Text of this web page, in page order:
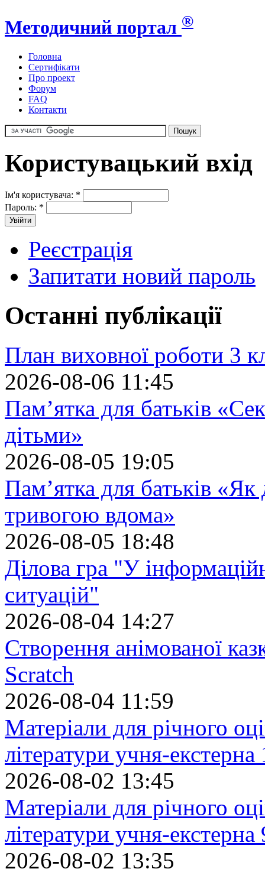
Методичний портал ®
Головна
Сертифікати
Про проект
Форум
FAQ
Контакти
Користувацький вхід
Ім'я користувача: *
Пароль: *
Реєстрація
Запитати новий пароль
Останні публікації
План виховної роботи 3
2026-08-06 11:45
Пам’ятка для батьків
дітьми»
2026-08-05 19:05
Пам’ятка для батьків
тривогою вдома»
2026-08-05 18:48
Ділова гра "У
ситуацій"
2026-08-04 14:27
Створення анімованої
Scratch
2026-08-04 11:59
Матеріали для річного
літератури учня-екстерна
2026-08-02 13:45
Матеріали для річного
літератури учня-екстерна
2026-08-02 13:35